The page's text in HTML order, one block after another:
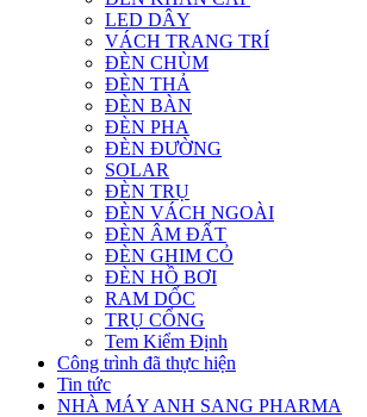
LED DÂY
VÁCH TRANG TRÍ
ĐÈN CHÙM
ĐÈN THẢ
ĐÈN BÀN
ĐÈN PHA
ĐÈN ĐƯỜNG
SOLAR
ĐÈN TRỤ
ĐÈN VÁCH NGOÀI
ĐÈN ÂM ĐẤT
ĐÈN GHIM CỎ
ĐÈN HỒ BƠI
RAM DỐC
TRỤ CỔNG
Tem Kiểm Định
Công trình đã thực hiện
Tin tức
NHÀ MÁY ANH SANG PHARMA